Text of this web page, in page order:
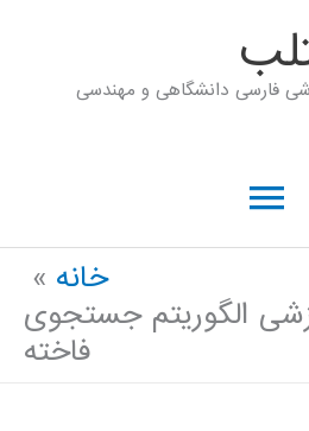
فارسی دانشگاهی و مهندسی
فهرست
خانه
الگوریتم جستجوی
فاخته